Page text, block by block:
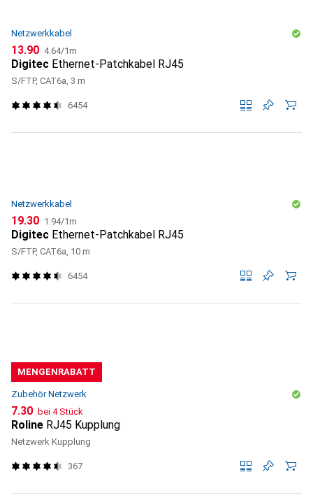
Netzwerkkabel
CHF
13.90 CHF
4.64/1m
Digitec Ethernet-Patchkabel RJ45
S/FTP, CAT6a, 3 m
6454
Netzwerkkabel
CHF
19.30 CHF
1.94/1m
Digitec Ethernet-Patchkabel RJ45
S/FTP, CAT6a, 10 m
6454
MENGENRABATT
Zubehör Netzwerk
CHF
7.30 bei 4 Stück
Roline RJ45 Kupplung
Netzwerk Kupplung
367